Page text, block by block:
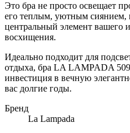
Это бра не просто освещает
его теплым, уютным сиянием,
центральный элемент вашего
восхищения.
Идеально подходит для
отдыха, бра LA LAMPADA
инвестиция в вечную
вас долгие годы.
Бренд
La Lampada